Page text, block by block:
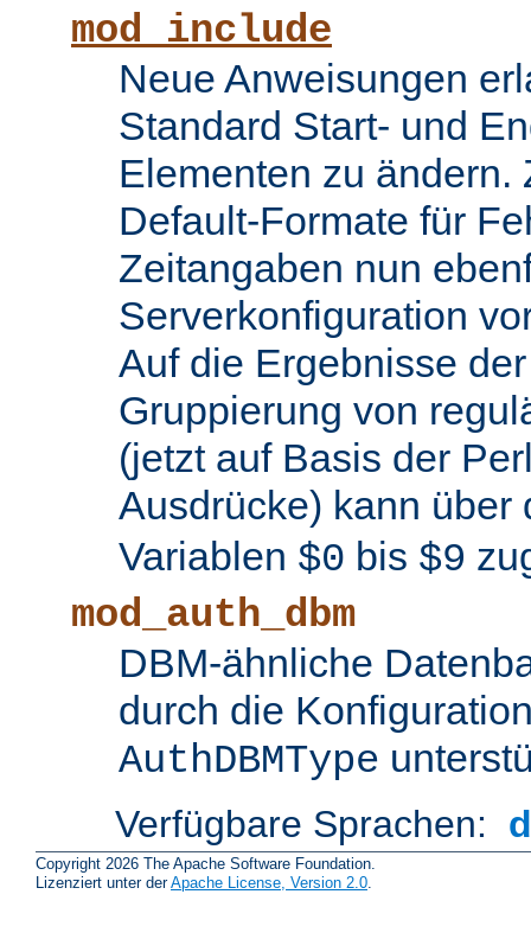
mod_include
Neue Anweisungen
Standard Start- und
Elementen zu ändern.
Default-Formate für
Zeitangaben nun
Serverkonfiguration
Auf die Ergebnisse
Gruppierung von
(jetzt auf Basis der
Ausdrücke) kann über
Variablen $0 bis $9
mod_auth_dbm
DBM-ähnliche
durch die
AuthDBMType
Verfügbare Sprachen:
Copyright 2026 The Apache Software Foundation.
Lizenziert unter derApache License, Version 2.0.